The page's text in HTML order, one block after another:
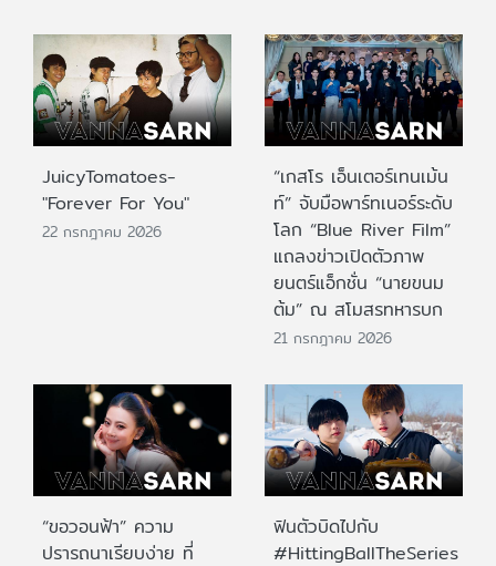
JuicyTomatoes-
"Forever For You"
22 กรกฎาคม 2026
“เกสโร เอ็นเตอร์เทนเม้น
ท์” จับมือพาร์ทเนอร์ระดับ
โลก “Blue River Film”
แถลงข่าวเปิดตัวภาพ
ยนตร์แอ็กชั่น “นายขนม
ต้ม” ณ สโมสรทหารบก
21 กรกฎาคม 2026
“ขอวอนฟ้า” ความ
ปรารถนาเรียบง่าย ที่
ฟินตัวบิดไปกับ
#HittingBallTheSeries